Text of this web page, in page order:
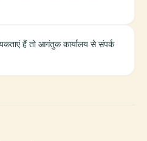
हैं तो आगंतुक कार्यालय से संपर्क